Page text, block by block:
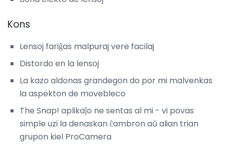
Kons
Lensoj fariĝas malpuraj vere facilaj
Distordo en la lensoj
La kazo aldonas grandegon do por mi malvenkas
la aspekton de movebleco
The Snap! aplikaĵo ne sentas al mi - vi povas
simple uzi la denaskan ĉambron aŭ alian trian
grupon kiel ProCamera